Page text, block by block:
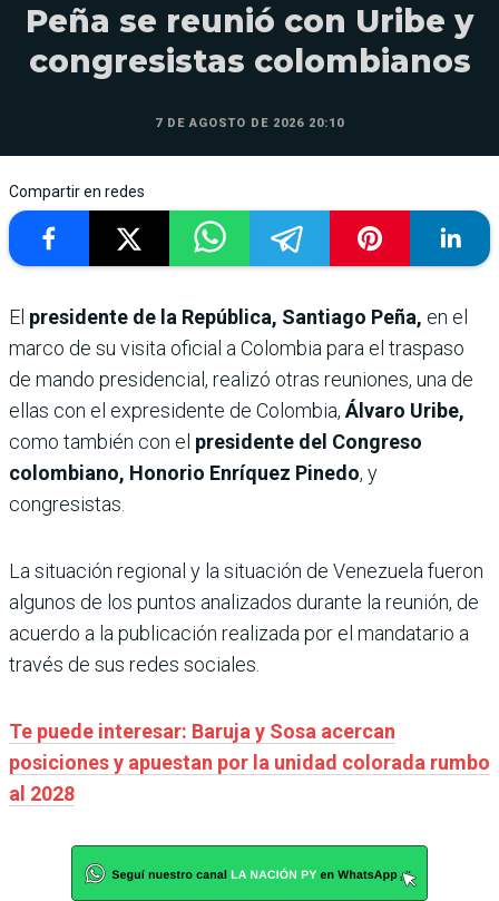
Peña se reunió con Uribe y
congresistas colombianos
7 DE AGOSTO DE 2026 20:10
Compartir en redes
El presidente de la República, Santiago Peña, en el
marco de su visita oficial a Colombia para el traspaso
de mando presidencial, realizó otras reuniones, una de
ellas con el expresidente de Colombia, Álvaro Uribe,
como también con el presidente del Congreso
colombiano, Honorio Enríquez Pinedo, y
congresistas.
La situación regional y la situación de Venezuela fueron
algunos de los puntos analizados durante la reunión, de
acuerdo a la publicación realizada por el mandatario a
través de sus redes sociales.
Te puede interesar: Baruja y Sosa acercan
posiciones y apuestan por la unidad colorada rumbo
al 2028